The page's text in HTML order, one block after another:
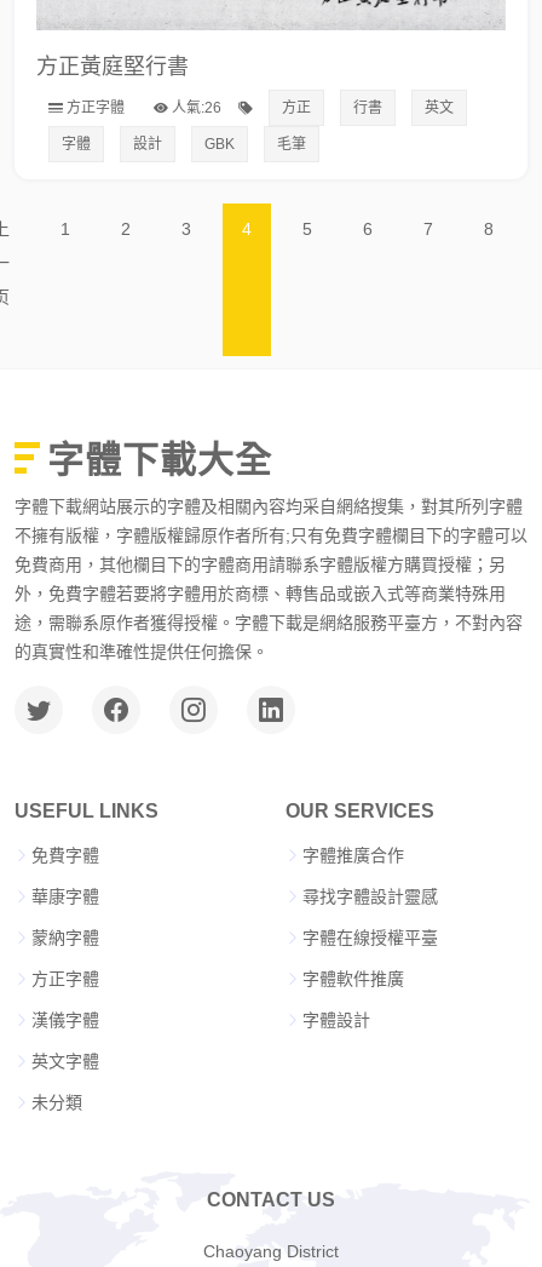
方正黃庭堅行書
方正字體 人氣:26 方正 行書 英文
字體 設計 GBK 毛筆
1 2 3 4 5 6 7 8
字體下載大全
字體下載網站展示的字體及相關內容均采自網絡搜集，對其所列字體
不擁有版權，字體版權歸原作者所有;只有免費字體欄目下的字體可以
免費商用，其他欄目下的字體商用請聯系字體版權方購買授權；另
外，免費字體若要將字體用於商標、轉售品或嵌入式等商業特殊用
途，需聯系原作者獲得授權。字體下載是網絡服務平臺方，不對內容
的真實性和準確性提供任何擔保。
USEFUL LINKS
免費字體
華康字體
蒙納字體
方正字體
漢儀字體
英文字體
未分類
OUR SERVICES
字體推廣合作
尋找字體設計靈感
字體在線授權平臺
字體軟件推廣
字體設計
CONTACT US
Chaoyang District